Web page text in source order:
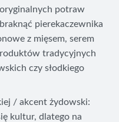
potraw
pierekaczewnika
z mięsem, serem
tradycyjnych
czy słodkiego
/ akcent żydowski:
kultur, dlatego na